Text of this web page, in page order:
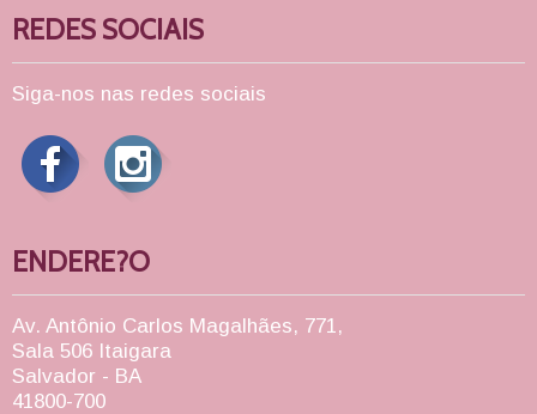
REDES SOCIAIS
Siga-nos nas redes sociais
ENDERE?O
Av. Antônio Carlos Magalhães, 771,
Sala 506 Itaigara
Salvador - BA
41800-700